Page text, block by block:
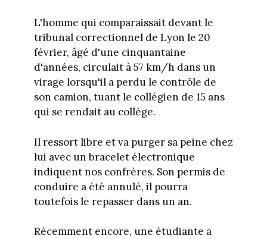
L'homme qui comparaissait devant le
tribunal correctionnel de Lyon le 20
février, âgé d'une cinquantaine
d'années, circulait à 57 km/h dans un
virage lorsqu'il a perdu le contrôle de
son camion, tuant le collégien de 15 ans
qui se rendait au collège.
Il ressort libre et va purger sa peine chez
lui avec un bracelet électronique
indiquent nos confrères. Son permis de
conduire a été annulé, il pourra
toutefois le repasser dans un an.
Récemment encore, une étudiante a